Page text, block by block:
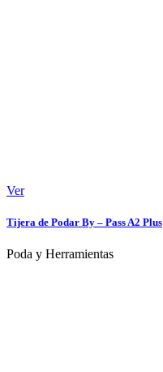
Ver
Tijera de Podar By – Pass A2 Plus
Poda y Herramientas